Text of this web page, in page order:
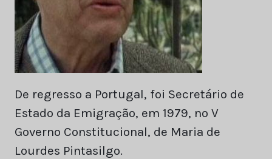
De regresso a Portugal, foi Secretário de
Estado da Emigração, em 1979, no V
Governo Constitucional, de Maria de
Lourdes Pintasilgo.